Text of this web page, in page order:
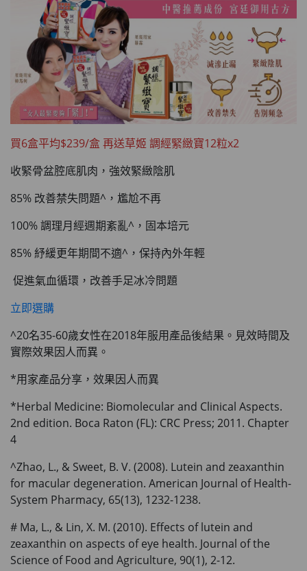
買6盒平均$239/盒 再送草姬 調經緊緻寶12粒x2
收緊骨盆腔底肌肉，強效緊緻陰肌
85% 改善禁失問題^，尷尬不再
100% 調理月經週期紊亂^，固本培元
85% 紓緩更年期間不適^，保持內外年輕
促進氣血循環，改善手足冰冷問題
立即選購
^20名35-60歲女性在2018年服用產品後結果。見效時間及
實際效果因人而異。
*用家產品分享，效果因人而異
*Herbal Medicine: Biomolecular and Clinical Aspects.
2nd edition. Boca Raton (FL): CRC Press; 2011. Chapter
4
^Zhao, L., & Sweet, B. V. (2008). Lutein and zeaxanthin
for macular degeneration. American Journal of Health-
System Pharmacy, 65(13), 1232-1238.
# Ma, L., & Lin, X. M. (2010). Effects of lutein and
zeaxanthin on aspects of eye health. Journal of the
Science of Food and Agriculture, 90(1), 2-12.